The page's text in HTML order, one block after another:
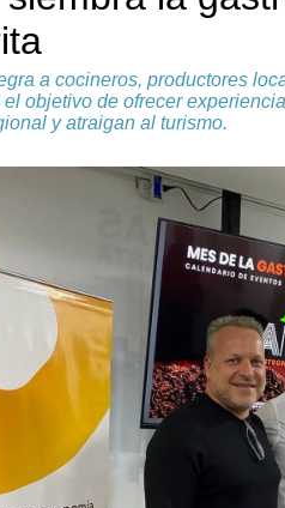
a cocineros, productores
el objetivo de ofrecer
y atraigan al turismo.